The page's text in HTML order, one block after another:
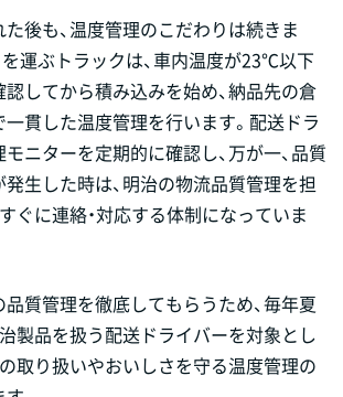
後も、温度管理のこだわりは続きま
運ぶトラックは、車内温度が23℃以下
してから積み込みを始め、納品先の倉
貫した温度管理を行います。配送ドラ
ニターを定期的に確認し、万が一、品質
生した時は、明治の物流品質管理を担
ぐに連絡・対応する体制になっていま
質管理を徹底してもらうため、毎年夏
製品を扱う配送ドライバーを対象とし
取り扱いやおいしさを守る温度管理の